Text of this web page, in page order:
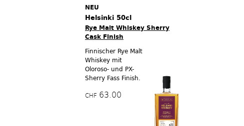
NEU
Helsinki 50cl
Rye Malt Whiskey Sherry
Cask Finish
Finnischer Rye Malt
Whiskey mit
Oloroso- und PX-
Sherry Fass Finish.
CHF 63.00